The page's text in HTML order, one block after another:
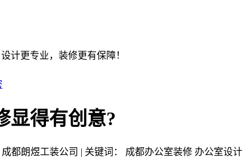
显得有创意?
成都朗煜工装公司 | 关键词： 成都办公室装修 办公室设计